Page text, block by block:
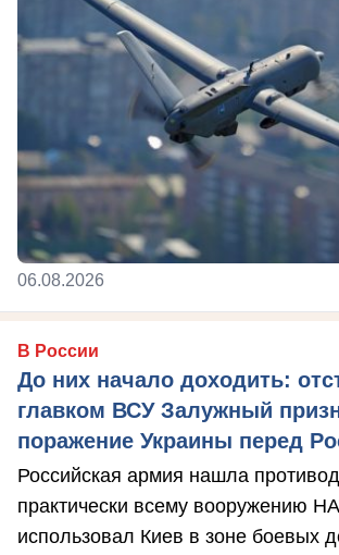
06.08.2026
В России
До них начало доходить:
главком ВСУ Залужный
поражение Украины перед
Российская армия нашла
практически всему вооружению
использовал Киев в зоне боевых